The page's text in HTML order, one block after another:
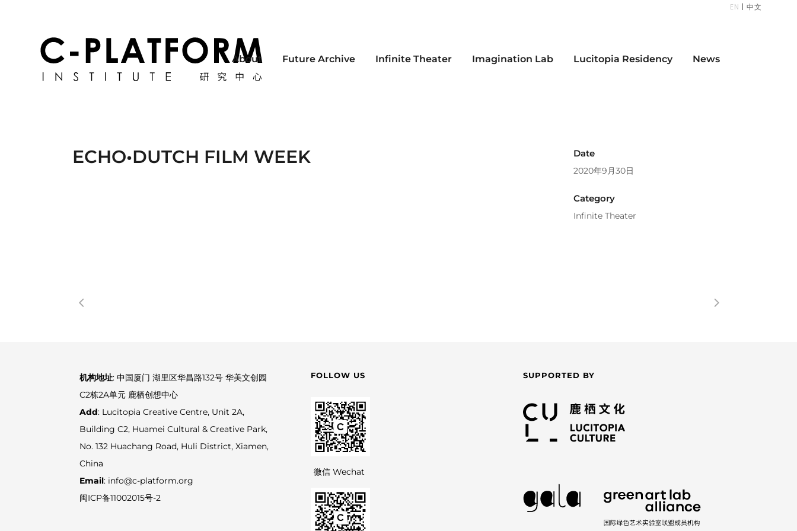
EN | 中文
About Future Archive Infinite Theater Imagination Lab Lucitopia Residency News
ECHO•DUTCH FILM WEEK Date
2020年9月30日
Category
Infinite Theater
机构地址: 中国厦门 湖里区华昌路132号 华美文创园
C2栋2A单元 鹿栖创想中心
Add: Lucitopia Creative Centre, Unit 2A,
Building C2, Huamei Cultural & Creative Park,
No. 132 Huachang Road, Huli District, Xiamen,
China
Email: info@c-platform.org
闽ICP备11002015号-2
FOLLOW US
微信 Wechat
SUPPORTED BY